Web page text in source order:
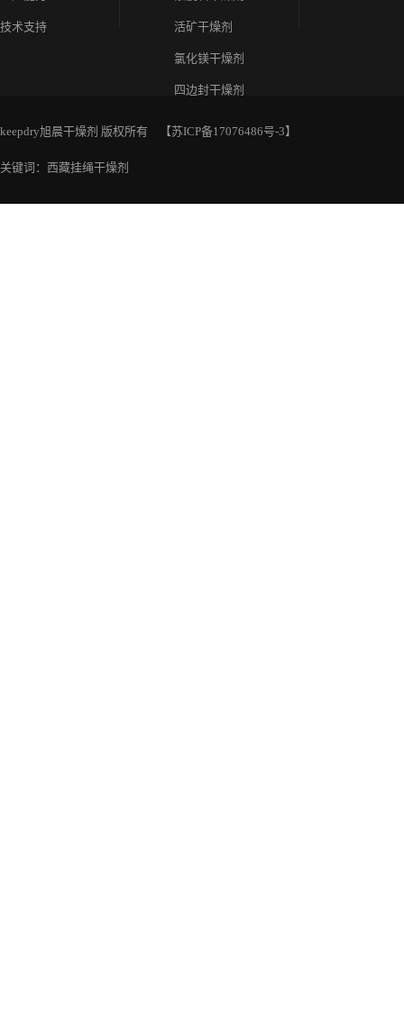
技术支持 活矿干燥剂
氯化镁干燥剂
四边封干燥剂
keepdry旭晨干燥剂 版权所有 【苏ICP备17076486号-3】
关键词：西藏挂绳干燥剂